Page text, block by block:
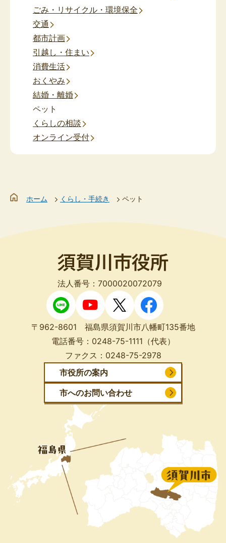
ごみ・リサイクル・環境保全
交通
都市計画
引越し・住まい
消費生活
おくやみ
結婚・離婚
ペット
くらしの相談
オンライン受付
ホーム くらし・手続き ペット
法人番号：7000020072079
〒962-8601 福島県須賀川市八幡町135番地
電話番号： 0248-75-1111 （代表）
ファクス： 0248-75-2978
市役所の案内
市へのお問い合わせ